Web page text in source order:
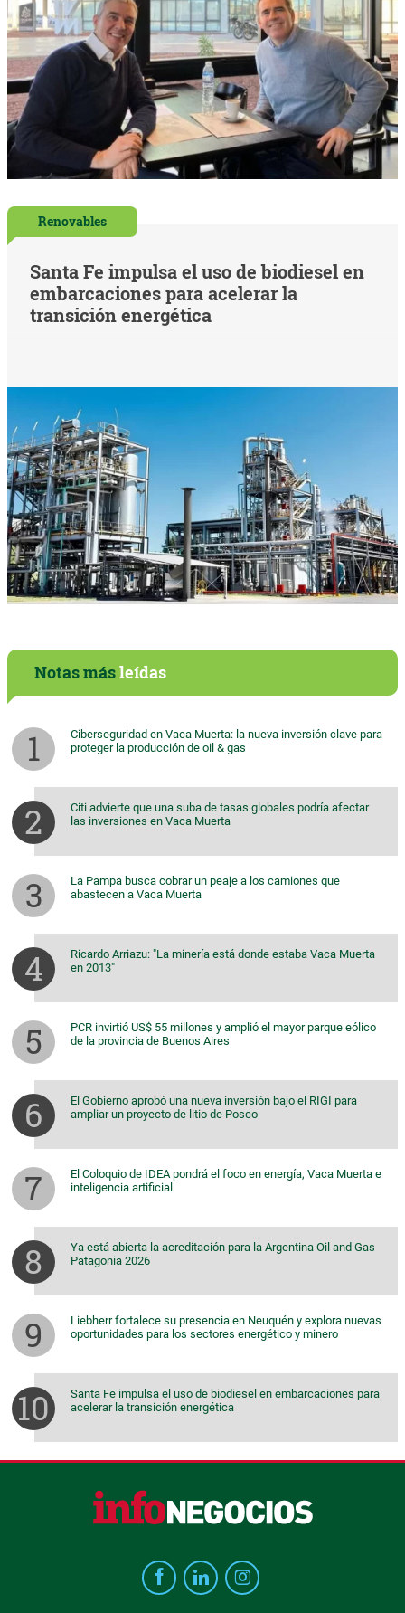
Renovables
Santa Fe impulsa el uso de biodiesel en
embarcaciones para acelerar la
transición energética
Notas másleídas
Ciberseguridad en Vaca Muerta: la nueva inversión clave para
proteger la producción de oil & gas
Citi advierte que una suba de tasas globales podría afectar
las inversiones en Vaca Muerta
La Pampa busca cobrar un peaje a los camiones que
abastecen a Vaca Muerta
Ricardo Arriazu: "La minería está donde estaba Vaca Muerta
en 2013"
PCR invirtió US$ 55 millones y amplió el mayor parque eólico
de la provincia de Buenos Aires
El Gobierno aprobó una nueva inversión bajo el RIGI para
ampliar un proyecto de litio de Posco
El Coloquio de IDEA pondrá el foco en energía, Vaca Muerta e
inteligencia artificial
Ya está abierta la acreditación para la Argentina Oil and Gas
Patagonia 2026
Liebherr fortalece su presencia en Neuquén y explora nuevas
oportunidades para los sectores energético y minero
Santa Fe impulsa el uso de biodiesel en embarcaciones para
acelerar la transición energética